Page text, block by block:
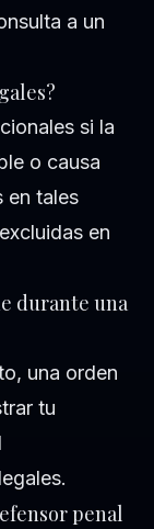
a un
si la
o causa
en tales
en
durante una
una orden
tu
penal